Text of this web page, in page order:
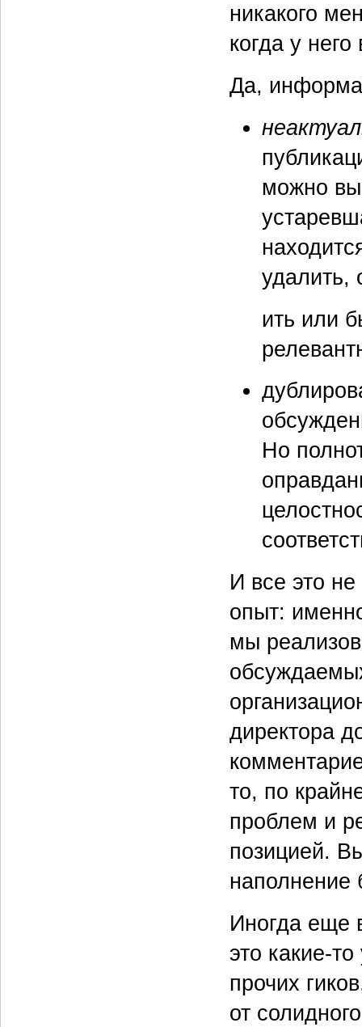
никакого
когда у
Да,
можно
удалить,
ить или
Но
И все это
опыт:
мы
директора
то, по
проблем и
позицией.
наполнение
Иногда еще
это
прочих
от